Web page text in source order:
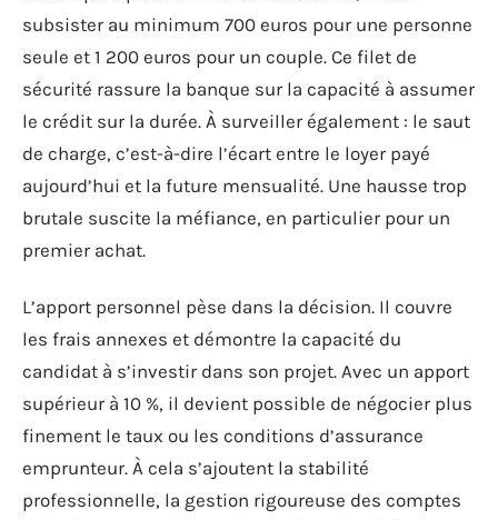
subsister au minimum 700 euros pour une personne
seule et 1 200 euros pour un couple. Ce filet de
sécurité rassure la banque sur la capacité à assumer
le crédit sur la durée. À surveiller également : le saut
de charge, c’est-à-dire l’écart entre le loyer payé
aujourd’hui et la future mensualité. Une hausse trop
brutale suscite la méfiance, en particulier pour un
premier achat.
L’apport personnel pèse dans la décision. Il couvre
les frais annexes et démontre la capacité du
candidat à s’investir dans son projet. Avec un apport
supérieur à 10 %, il devient possible de négocier plus
finement le taux ou les conditions d’assurance
emprunteur. À cela s’ajoutent la stabilité
professionnelle, la gestion rigoureuse des comptes